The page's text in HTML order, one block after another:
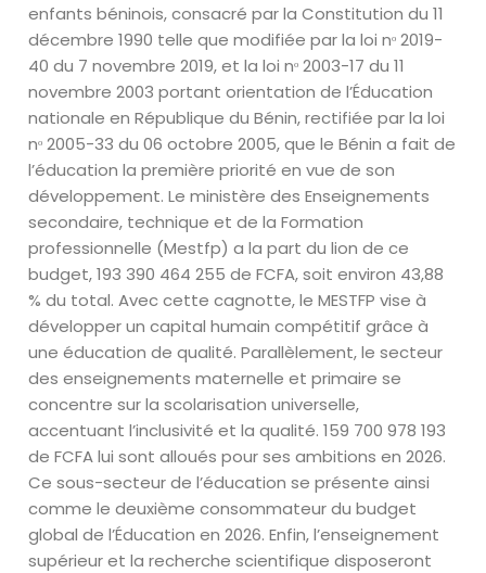
enfants béninois, consacré par la Constitution du 11
décembre 1990 telle que modifiée par la loi nᵒ2019-
40 du 7 novembre 2019, et la loi nᵒ2003-17 du 11
novembre 2003 portant orientation de l’Éducation
nationale en République du Bénin, rectifiée par la loi
nᵒ2005-33 du 06 octobre 2005, que le Bénin a fait de
l’éducation la première priorité en vue de son
développement. Le ministère des Enseignements
secondaire, technique et de la Formation
professionnelle (Mestfp) a la part du lion de ce
budget, 193 390 464 255 de FCFA, soit environ 43,88
% du total. Avec cette cagnotte, le MESTFP vise à
développer un capital humain compétitif grâce à
une éducation de qualité. Parallèlement, le secteur
des enseignements maternelle et primaire se
concentre sur la scolarisation universelle,
accentuant l’inclusivité et la qualité. 159 700 978 193
de FCFA lui sont alloués pour ses ambitions en 2026.
Ce sous-secteur de l’éducation se présente ainsi
comme le deuxième consommateur du budget
global de l’Éducation en 2026. Enfin, l’enseignement
supérieur et la recherche scientifique disposeront